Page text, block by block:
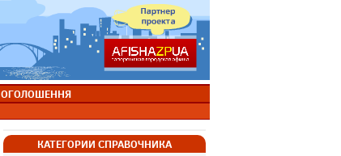
ОГОЛОШЕННЯ
КАТЕГОРИИ СПРАВОЧНИКА